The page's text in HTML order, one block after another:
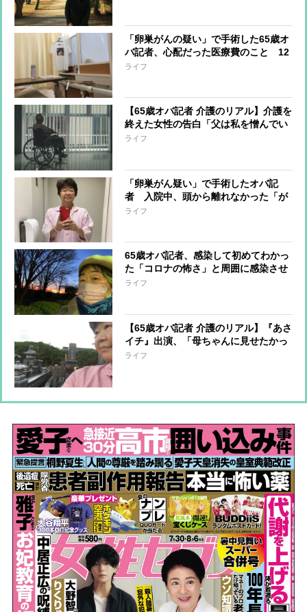
「卵巣がんの疑い」で手術した65歳オ
バ記者、心配だった医療費のこと 12
日間の入院で負担額は？
ライフ
【65歳オバ記者 介護のリアル】介護を
終えた女性の告白「父は私を憎んでい
た」 父娘の関係はなぜ“崩壊”したの
ライフ
「卵巣がん疑い」で手術したオバ記
者 入院中、頭から離れなかった「が
ん保険」のこと
ライフ
65歳オバ記者、感染して初めてわかっ
た「コロナの怖さ」と周囲に感染させ
てしまった自責の念
ライフ
【65歳オバ記者 介護のリアル】『あさ
イチ』出演、「母ちゃんに見せたかっ
たか？」と聞かれて思い出した介護中
ライフ